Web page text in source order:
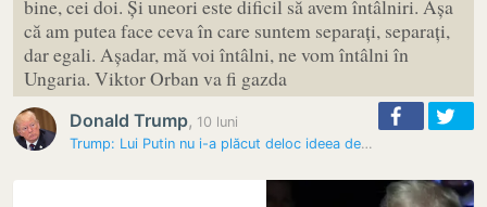
bine, cei doi. Și uneori este dificil să avem întâlniri. Așa
că am putea face ceva în care suntem separați, separați,
dar egali. Așadar, mă voi întâlni, ne vom întâlni în
Ungaria. Viktor Orban va fi gazda
Donald Trump, 10 luni
Trump: Lui Putin nu i-a plăcut deloc ideea de a da câteva mii de…